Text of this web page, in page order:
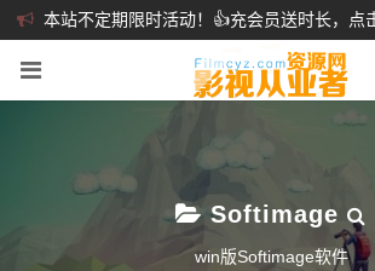
本站不定期限时活动！👍充会员送时长，点
细介绍 ❤️
Softimage
win版Softimage软件